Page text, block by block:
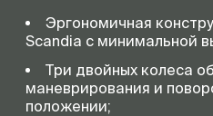
Страна происхождения
Гарантия
2
Эргономичная
Scandia с минимальной
Три двойных колеса
маневрирования и
положении;